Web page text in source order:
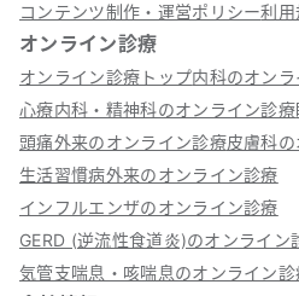
コンテンツ制作・運営ポリシー利用
オンライン診療
オンライン診療トップ内科のオン
心療内科・精神科のオンライン診療
頭痛外来のオンライン診療皮膚科
生活習慣病外来のオンライン診療
インフルエンザのオンライン診療
GERD (逆流性食道炎)のオンライン
気管支喘息・咳喘息のオンライン診